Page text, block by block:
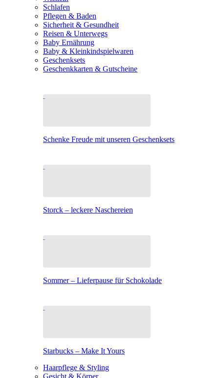
Schlafen
Pflegen & Baden
Sicherheit & Gesundheit
Reisen & Unterwegs
Baby Ernährung
Baby & Kleinkindspielwaren
Geschenksets
Geschenkkarten & Gutscheine
Schenke Freude mit unseren Geschenksets
Storck – leckere Naschereien
Sommer – Lieferpause für Schokolade
Starbucks – Make It Yours
Haarpflege & Styling
Gesicht & Körper